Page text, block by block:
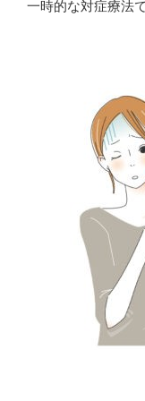
一時的な対症療法